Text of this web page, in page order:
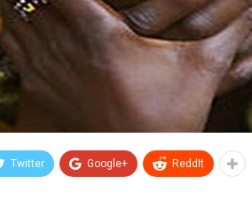
Twitter Google+ ReddIt